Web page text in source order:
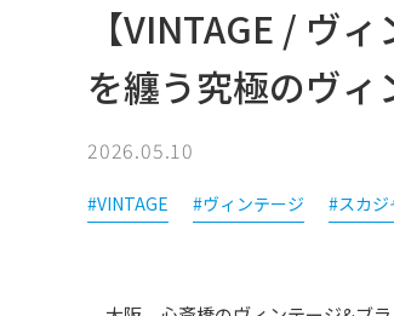
【VINTAGE / ヴ
を纏う究極のヴィ
2026.05.10
#VINTAGE #ヴィンテージ #スカジ